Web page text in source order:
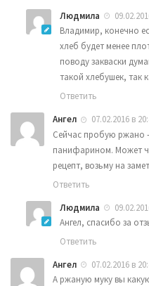
Людмила
Владимир, конечно
хлеб будет менее
поводу закваски
такой хлебушек, так
Ответить
Ангел
07.02.2016 в
Сейчас пробую ржано
панифарином. Может
рецепт, возьму на
Ответить
Людмила
Ангел, спасибо за
Ответить
Ангел
07.02.2016 в
А ржаную муку вы